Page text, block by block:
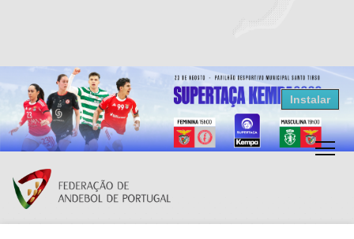
Resultados Andebol
Federação de Andebol de Portugal
Grátis - Disponivel na Play Store
Instalar